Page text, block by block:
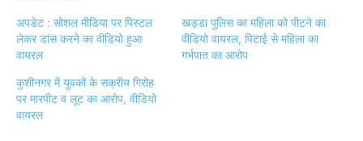
अपडेट : सोशल मीडिया पर पिस्टल
लेकर डांस करने का वीडियो हुआ
वायरल
खड्डा पुलिस का महिला को पीटने का
वीडियो वायरल, पिटाई से महिला का
गर्भपात का आरोप
कुशीनगर में युवकों के सक्रीय गिरोह
पर मारपीट व लूट का आरोप, वीडियो
वायरल